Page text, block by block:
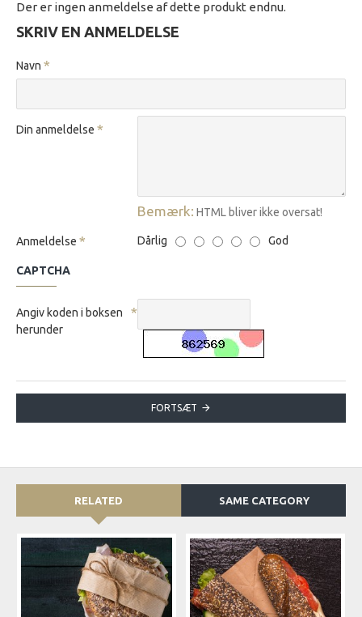
Der er ingen anmeldelse af dette produkt endnu.
SKRIV EN ANMELDELSE
Navn
Din anmeldelse
Bemærk: HTML bliver ikke oversat!
Anmeldelse Dårlig God
CAPTCHA
Angiv koden i boksen
herunder
FORTSÆT
RELATED SAME CATEGORY